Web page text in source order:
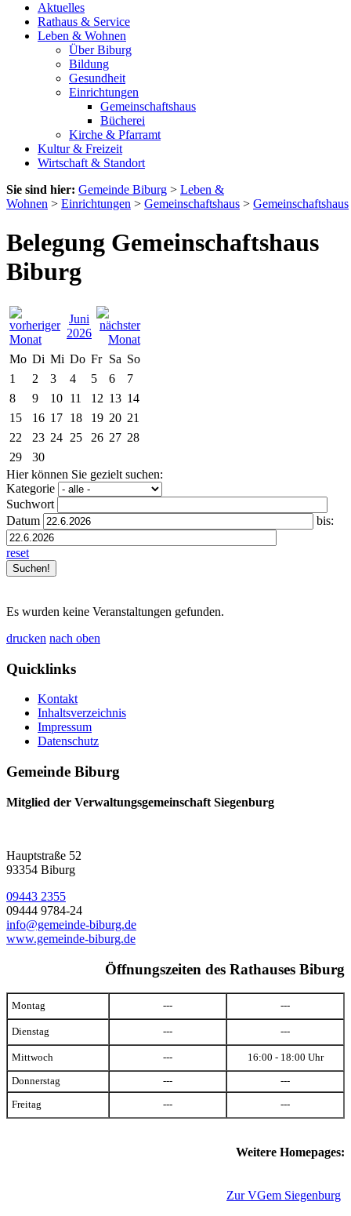
Aktuelles
Rathaus & Service
Leben & Wohnen
Über Biburg
Bildung
Gesundheit
Einrichtungen
Gemeinschaftshaus
Bücherei
Kirche & Pfarramt
Kultur & Freizeit
Wirtschaft & Standort
Sie sind hier: Gemeinde Biburg > Leben &
Wohnen > Einrichtungen > Gemeinschaftshaus > Gemeinschaftshaus
Belegung Gemeinschaftshaus
Biburg
Juni
2026
Mo Di Mi Do Fr Sa So
1
2 3 4 5 6
7
8
9 10 11 12 13 14
15
16 17 18 19 20 21
22
23 24 25 26 27 28
29
30
Hier können Sie gezielt suchen:
Kategorie
Suchwort
Datum
bis:
reset
Es wurden keine Veranstaltungen gefunden.
drucken nach oben
Quicklinks
Kontakt
Inhaltsverzeichnis
Impressum
Datenschutz
Gemeinde Biburg
Mitglied der Verwaltungsgemeinschaft Siegenburg
Hauptstraße 52
93354 Biburg
09443 2355
09444 9784-24
info@gemeinde-biburg.de
www.gemeinde-biburg.de
Öffnungszeiten des Rathauses Biburg
Montag --- ---
Dienstag --- ---
Mittwoch --- 16:00 - 18:00 Uhr
Donnerstag --- ---
Freitag --- ---
Weitere Homepages:
Zur VGem Siegenburg